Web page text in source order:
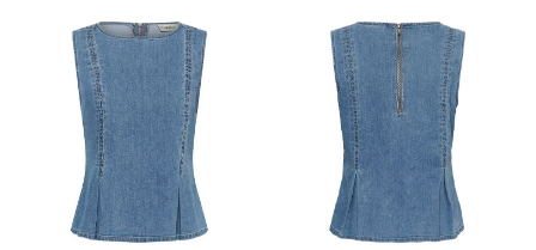
Essential
Wardrobe
Lara